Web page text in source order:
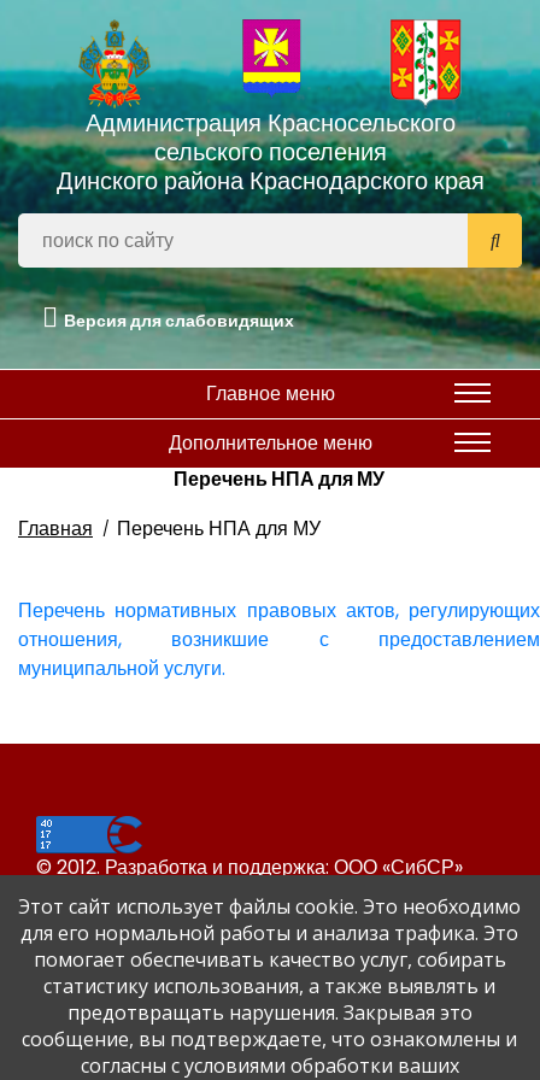
Администрация Красносельского
сельского поселения
Динского района Краснодарского края
Версия для слабовидящих
Главное меню
Дополнительное меню
Перечень НПА для МУ
Главная
Перечень НПА для МУ
Перечень нормативных правовых актов, регулирующих
отношения, возникшие с предоставлением
муниципальной услуги.
© 2012. Разработка и поддержка: ООО «СибСР»
Все права защищены законом и международными
соглашениями.
Этот сайт использует файлы cookie. Это необходимо
для его нормальной работы и анализа трафика. Это
помогает обеспечивать качество услуг, собирать
статистику использования, а также выявлять и
предотвращать нарушения. Закрывая это
сообщение, вы подтверждаете, что ознакомлены и
согласны с условиями обработки ваших